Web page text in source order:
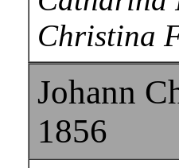
Christina
Johann
1856